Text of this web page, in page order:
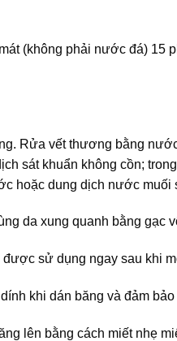
(không phải nước đá) 15
Rửa vết thương bằng
sát khuẩn không cồn;
hoặc dung dịch nước muối
da xung quanh bằng gạc
sử dụng ngay sau khi
khi dán băng và đảm
lên bằng cách miết nhẹ